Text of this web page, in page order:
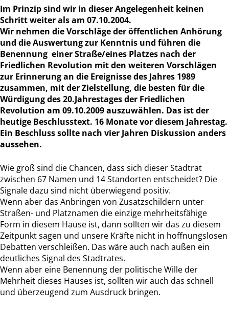
Im Prinzip sind wir in dieser Angelegenheit keinen
Schritt weiter als am 07.10.2004.
Wir nehmen die Vorschläge der öffentlichen Anhörung
und die Auswertung zur Kenntnis und führen die
Benennung einer Straße/eines Platzes nach der
Friedlichen Revolution mit den weiteren Vorschlägen
zur Erinnerung an die Ereignisse des Jahres 1989
zusammen, mit der Zielstellung, die besten für die
Würdigung des 20.Jahrestages der Friedlichen
Revolution am 09.10.2009 auszuwählen. Das ist der
heutige Beschlusstext. 16 Monate vor diesem Jahrestag.
Ein Beschluss sollte nach vier Jahren Diskussion anders
aussehen.
Wie groß sind die Chancen, dass sich dieser Stadtrat
zwischen 67 Namen und 14 Standorten entscheidet? Die
Signale dazu sind nicht überwiegend positiv.
Wenn aber das Anbringen von Zusatzschildern unter
Straßen- und Platznamen die einzige mehrheitsfähige
Form in diesem Hause ist, dann sollten wir das zu diesem
Zeitpunkt sagen und unsere Kräfte nicht in hoffnungslosen
Debatten verschleißen. Das wäre auch nach außen ein
deutliches Signal des Stadtrates.
Wenn aber eine Benennung der politische Wille der
Mehrheit dieses Hauses ist, sollten wir auch das schnell
und überzeugend zum Ausdruck bringen.